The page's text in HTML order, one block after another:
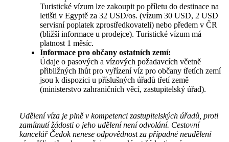
Turistické vízum lze zakoupit po příletu do destinace na
letišti v Egyptě za 32 USD/os. (vízum 30 USD, 2 USD
servisní poplatek zprostředkovateli) nebo předem v ČR
(bližší informace u prodejce). Turistické vízum má
platnost 1 měsíc.
Informace pro občany ostatních zemí:
Údaje o pasových a vízových požadavcích včetně
přibližných lhůt pro vyřízení víz pro občany třetích zemí
jsou k dispozici u příslušných úřadů třetí země
(ministerstvo zahraničních věcí, zastupitelský úřad).
Udělení víza je plně v kompetenci zastupitelských úřadů, proti
zamítnutí žádosti o jeho udělení není odvolání. Cestovní
kancelář Čedok nenese odpovědnost za případné neudělení